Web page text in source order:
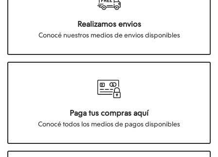
Realizamos envios
Conocé nuestros medios de envios disponibles
Paga tus compras aquí
Conocé todos los medios de pagos disponibles